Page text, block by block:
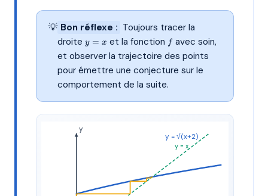
💡 Bon réflexe : Toujours tracer la
droite y=x
y = x et la fonction ffavec soin,
et observer la trajectoire des points
pour émettre une conjecture sur le
comportement de la suite.
y
y = √(x+2)
y = x